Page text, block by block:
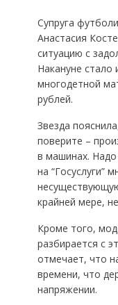
Супруга
Анастасия
ситуацию с
Накануне стало
многодетной
рублей.
Звезда
поверите –
в машинах.
на “Госуслуги”
крайней мере,
Кроме того,
разбирается с
отмечает, что
времени, что
напряжении.